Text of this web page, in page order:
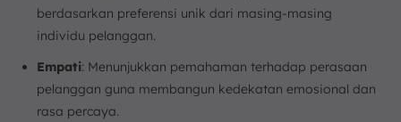
berdasarkan preferensi unik dari masing-masing
individu pelanggan.
Empati: Menunjukkan pemahaman terhadap perasaan
pelanggan guna membangun kedekatan emosional dan
rasa percaya.